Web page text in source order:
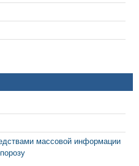
массовой информации